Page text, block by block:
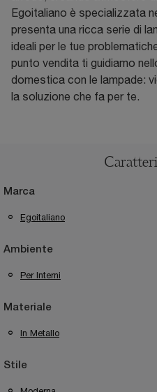
Egoitaliano è specializzata
presenta una ricca serie di
ideali per le tue
punto vendita ti guidiamo
domestica con le lampade:
la soluzione che fa per te.
Marca
Egoitaliano
Ambiente
Per Interni
Materiale
In Metallo
Stile